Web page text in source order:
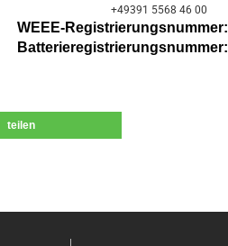
+49391 5568 46 00
WEEE-Registrierungsnummer:
Batterieregistrierungsnummer:
teilen